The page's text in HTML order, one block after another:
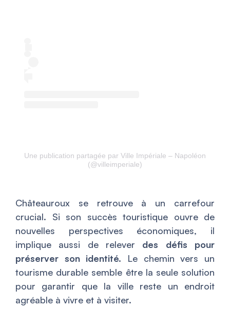
Une publication partagée par Ville Impériale – Napoléon
(@villeimperiale)
Châteauroux se retrouve à un carrefour
crucial. Si son succès touristique ouvre de
nouvelles perspectives économiques, il
implique aussi de relever des défis pour
préserver son identité. Le chemin vers un
tourisme durable semble être la seule solution
pour garantir que la ville reste un endroit
agréable à vivre et à visiter.